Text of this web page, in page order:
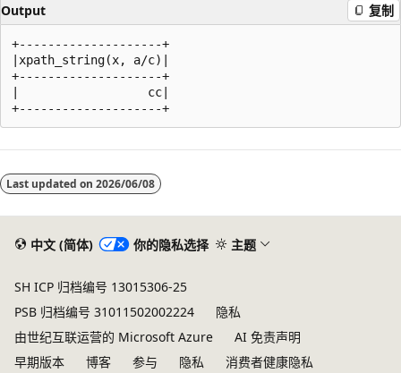
Output 复制
+--------------------+
|xpath_string(x, a/c)|
+--------------------+
|                  cc|
模
式
Last updated on 2026/06/08
中文 (简体) 你的隐私选择 主题
SH ICP 归档编号 13015306-25
PSB 归档编号 31011502002224
隐私
由世纪互联运营的 Microsoft Azure
AI 免责声明
早期版本
博客 参与 隐私 消费者健康隐私